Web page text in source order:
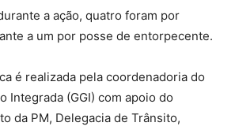
a ação, quatro foram por
a um por posse de entorpecente.
é realizada pela coordenadoria do
Integrada (GGI) com apoio do
da PM, Delegacia de Trânsito,